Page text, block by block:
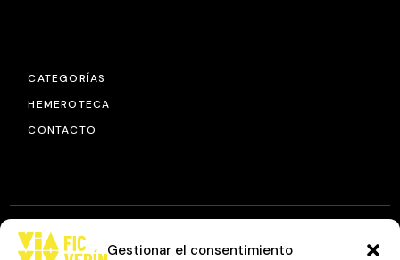
Gestionar el consentimiento
CATEGORÍAS
HEMEROTECA
CONTACTO